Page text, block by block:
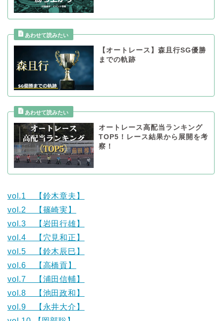
【オートレース】森且行SG優勝
までの軌跡
オートレース高配当ランキング
TOP5！レース結果から展開を考
察！
vol.1 【鈴木章夫】
vol.2 【篠崎実】
vol.3 【岩田行雄】
vol.4 【穴見和正】
vol.5 【鈴木辰巳】
vol.6 【高橋貢】
vol.7 【浦田信輔】
vol.8 【池田政和】
vol.9 【永井大介】